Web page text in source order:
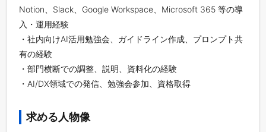
Notion、Slack、Google Workspace、Microsoft 365 等の導
入・運用経験
・社内向けAI活用勉強会、ガイドライン作成、プロンプト共
有の経験
・部門横断での調整、説明、資料化の経験
・AI/DX領域での発信、勉強会参加、資格取得
求める人物像